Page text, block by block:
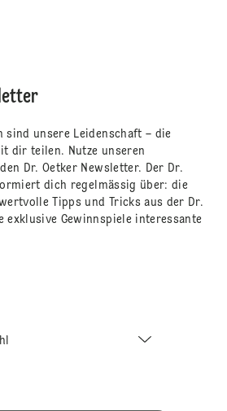
sind unsere Leidenschaft – die
dir teilen. Nutze unseren
Dr. Oetker Newsletter. Der Dr.
dich regelmässig über: die
Tipps und Tricks aus der Dr.
exklusive Gewinnspiele interessante